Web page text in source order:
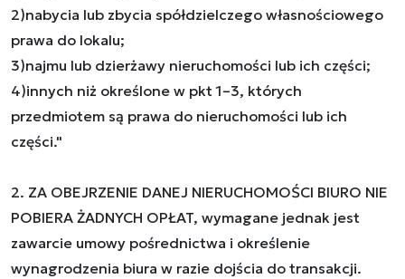
2)nabycia lub zbycia spółdzielczego własnościowego
prawa do lokalu;
3)najmu lub dzierżawy nieruchomości lub ich części;
4)innych niż określone w pkt 1–3, których
przedmiotem są prawa do nieruchomości lub ich
części."
2. ZA OBEJRZENIE DANEJ NIERUCHOMOŚCI BIURO NIE
POBIERA ŻADNYCH OPŁAT, wymagane jednak jest
zawarcie umowy pośrednictwa i określenie
wynagrodzenia biura w razie dojścia do transakcji.